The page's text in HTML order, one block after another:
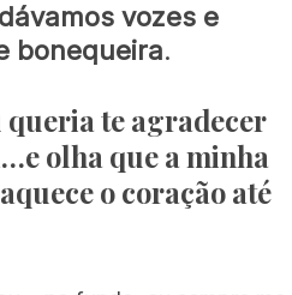
vozes e
bonequeira.
queria te agradecer
olha que a minha
o coração até